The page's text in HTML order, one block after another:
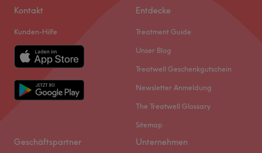
Kontakt
Kunden-Hilfe
Entdecke
Treatment Guide
Unser Blog
Treatwell Geschenkgutschein
Newsletter Anmeldung
The Treatwell Glossary
Sitemap
Geschäftspartner Unternehmen